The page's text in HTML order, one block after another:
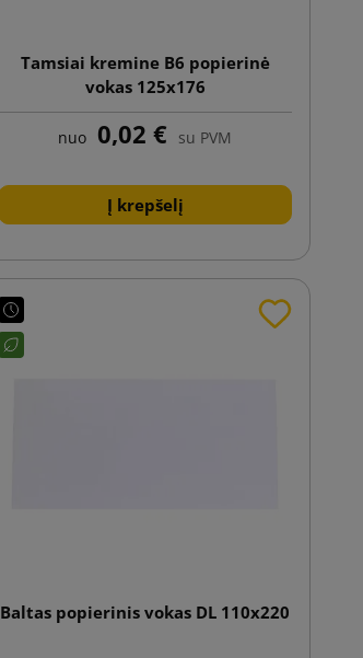
Tamsiai kremine B6 popierinė
vokas 125x176
nuo 0,02 € su PVM
Į krepšelį
Baltas popierinis vokas DL 110x220